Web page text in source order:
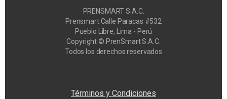
PRENSMART S.A.C.
Prensmart Calle Paracas #532
Pueblo Libre, Lima - Perú
Copyright © PrenSmart S.A.C.
Todos los derechos reservados
Términos y Condiciones